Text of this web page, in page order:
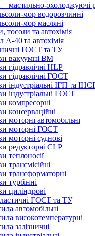
– мастильно-охолоджуючі
мор водорозчинні
мор масляні
тосоли та автохімія
А-40 та автохімія
ГОСТ та ТУ
вакуумні ВМ
гідравлічні HLP
гідравлічні ГОСТ
індустріальні ІГП та
індустріальні ГОСТ
компресорні
консерваційні
моторні автомобільні
моторні ГОСТ
моторні суднові
редукторні CLP
теплоносії
трансмісійні
трансформаторні
турбінні
циліндрові
ГОСТ та ТУ
автомобільні
високотемпературні
залізничні